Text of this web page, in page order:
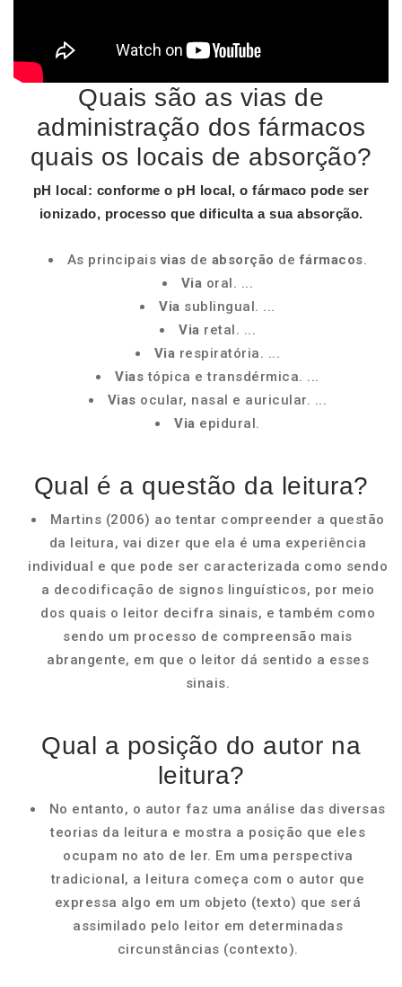
Quais são as vias de
administração dos fármacos
quais os locais de absorção?
pH local: conforme o pH local, ofármaco pode ser
ionizado, processo que dificulta a sua absorção.
As principaisvias de absorção defármacos.
Via oral. ...
Via sublingual. ...
Via retal. ...
Via respiratória. ...
Vias tópica e transdérmica. ...
Vias ocular, nasal e auricular. ...
Via epidural.
Qual é a questão da leitura?
Martins (2006) ao tentar compreender a questão
da leitura, vai dizer que ela é uma experiência
individual e que pode ser caracterizada como sendo
a decodificação de signos linguísticos, por meio
dos quais o leitor decifra sinais, e também como
sendo um processo de compreensão mais
abrangente, em que o leitor dá sentido a esses
sinais.
Qual a posição do autor na
leitura?
No entanto, o autor faz uma análise das diversas
teorias da leitura e mostra a posição que eles
ocupam no ato de ler. Em uma perspectiva
tradicional, a leitura começa com o autor que
expressa algo em um objeto (texto) que será
assimilado pelo leitor em determinadas
circunstâncias (contexto).